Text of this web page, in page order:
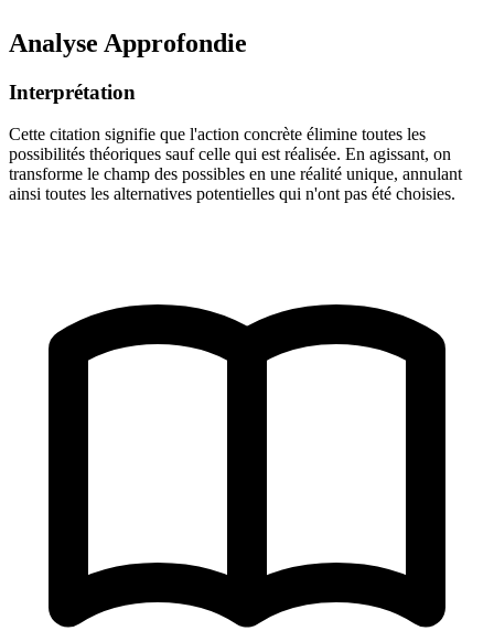
Analyse Approfondie
Interprétation
Cette citation signifie que l'action concrète élimine toutes les
possibilités théoriques sauf celle qui est réalisée. En agissant, on
transforme le champ des possibles en une réalité unique, annulant
ainsi toutes les alternatives potentielles qui n'ont pas été choisies.